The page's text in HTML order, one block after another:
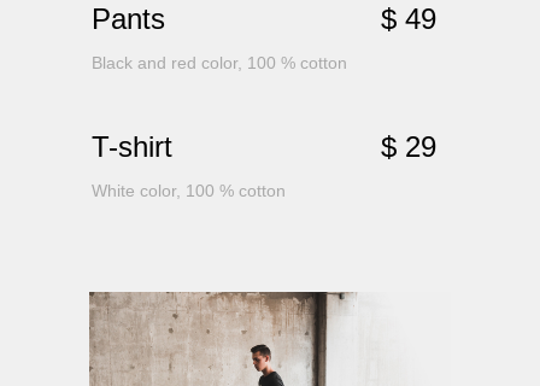
Pants
Black and red color, 100 % cotton
$ 49
T-shirt
White color, 100 % cotton
$ 29